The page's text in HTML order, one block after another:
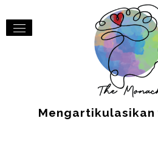
Mengartikulasikan